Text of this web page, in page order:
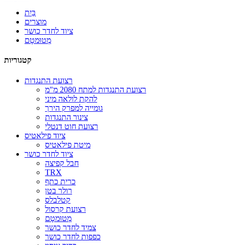
בַּיִת
מוצרים
ציוד לחדר כושר
מְטוּמטָם
קטגוריות
רצועת התנגדות
רצועת התנגדות למתח 2080 מ"מ
להקת לולאה מיני
גומייה למפרק הירך
צינור התנגדות
רצועת חוט דנטלי
ציוד פילאטיס
מיטת פילאטיס
ציוד לחדר כושר
חבל קפיצה
TRX
כרית כתף
רולר בטן
קטלבלס
רצועת קרסול
מְטוּמטָם
צמיד לחדר כושר
כפפות לחדר כושר